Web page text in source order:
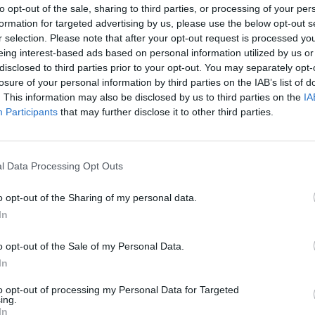
opt-out of the sale, sharing to third parties, or processing of your
for targeted advertising by us, please use the below opt-out
selection. Please note that after your opt-out request is processed
interest-based ads based on personal information utilized by us
to third parties prior to your opt-out. You may separately
of your personal information by third parties on the IAB’s list of
This information may also be disclosed by us to third parties on the
Participants that may further disclose it to other third parties.
Data Processing Opt Outs
opt-out of the Sharing of my personal data.
opt-out of the Sale of my Personal Data.
opt-out of processing my Personal Data for Targeted
12.6 puntos, 1.7 rebotes y 1.1 asistencias por
el club madrileño han querido agradecer el
en el equipo, mientras que le desean la mayor
tendrá ahora que buscar un jugador de
que dejará Jimmy tras su marcha.